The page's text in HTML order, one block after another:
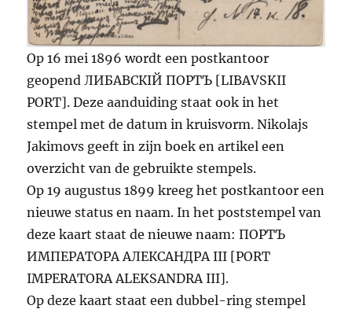
Op 16 mei 1896 wordt een postkantoor
geopend ЛИБАВСКIЙ ПОРТЪ [LIBAVSKII
PORT]. Deze aanduiding staat ook in het
stempel met de datum in kruisvorm. Nikolajs
Jakimovs geeft in zijn boek en artikel een
overzicht van de gebruikte stempels.
Op 19 augustus 1899 kreeg het postkantoor een
nieuwe status en naam. In het poststempel van
deze kaart staat de nieuwe naam: ПОРТЪ
ИМПЕРАТОРА АЛЕКСАНДРА III [PORT
IMPERATORA ALEKSANDRA III].
Op deze kaart staat een dubbel-ring stempel